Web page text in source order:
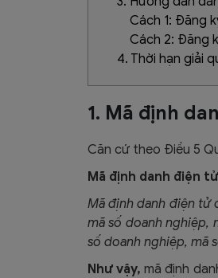
Cách 1: Đăng
Cách 2: Đăng
4. Thời hạn giải
1. Mã định
Căn cứ theo Điều 5
Mã định danh điện
Mã định danh điện tử
mã số doanh nghiệp,
số doanh nghiệp, mã
Như vậy, mã định